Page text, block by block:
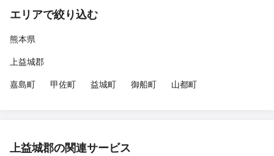
エリアで絞り込む
熊本県
上益城郡
嘉島町
甲佐町 益城町 御船町 山都町
上益城郡の関連サービス